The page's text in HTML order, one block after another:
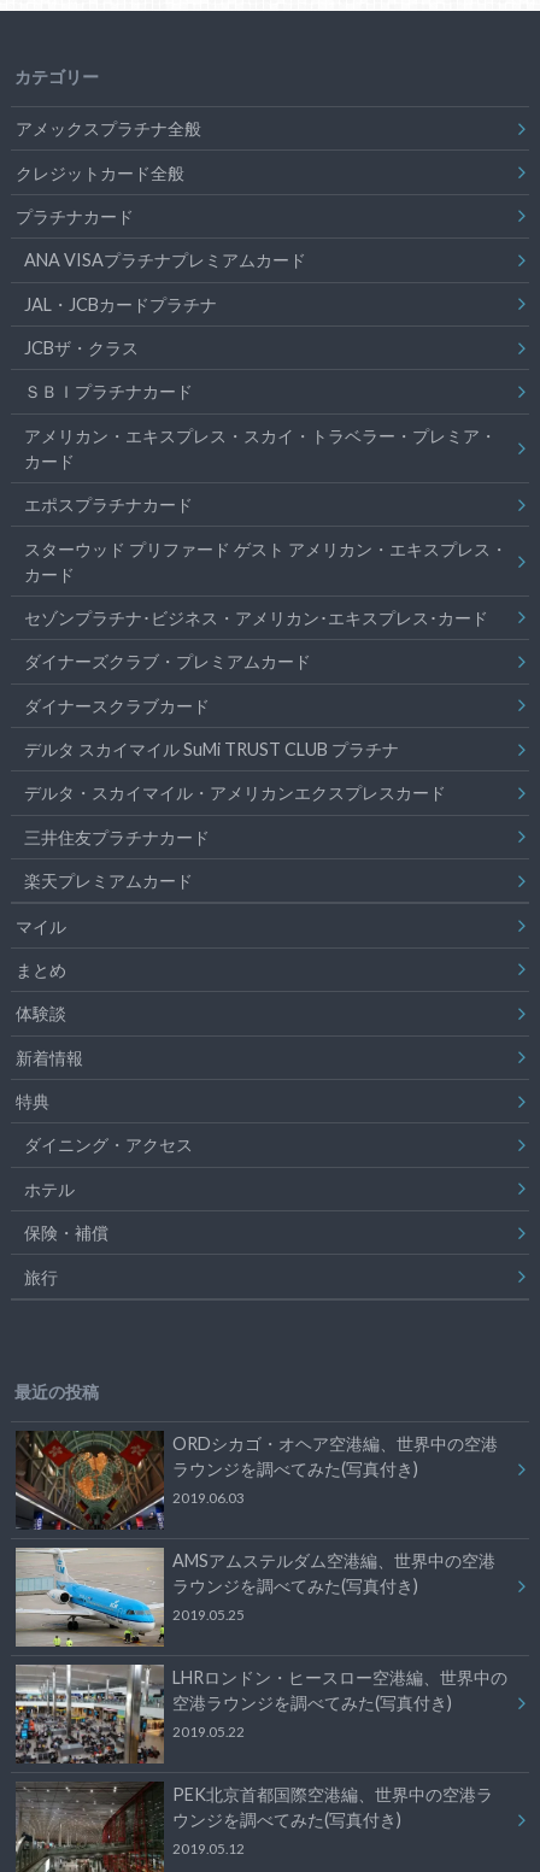
カテゴリー
アメックスプラチナ全般
クレジットカード全般
プラチナカード
ANA VISAプラチナプレミアムカード
JAL・JCBカードプラチナ
JCBザ・クラス
ＳＢＩプラチナカード
アメリカン・エキスプレス・スカイ・トラベラー・プレミア・
カード
エポスプラチナカード
スターウッド プリファード ゲスト アメリカン・エキスプレス・
カード
セゾンプラチナ･ビジネス・アメリカン･エキスプレス･カード
ダイナーズクラブ・プレミアムカード
ダイナースクラブカード
デルタ スカイマイル SuMi TRUST CLUB プラチナ
デルタ・スカイマイル・アメリカンエクスプレスカード
三井住友プラチナカード
楽天プレミアムカード
マイル
まとめ
体験談
新着情報
特典
ダイニング・アクセス
ホテル
保険・補償
旅行
最近の投稿
ORDシカゴ・オヘア空港編、世界中の空港
ラウンジを調べてみた(写真付き)
2019.06.03
AMSアムステルダム空港編、世界中の空港
ラウンジを調べてみた(写真付き)
2019.05.25
LHRロンドン・ヒースロー空港編、世界中の
空港ラウンジを調べてみた(写真付き)
2019.05.22
PEK北京首都国際空港編、世界中の空港ラ
ウンジを調べてみた(写真付き)
2019.05.12